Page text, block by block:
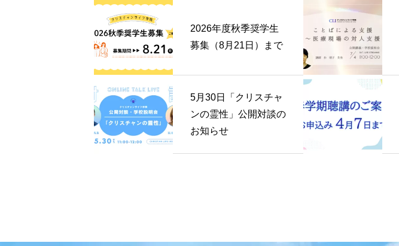
2026年度秋季奨学生
募集（8月21日）まで
5月30日「クリスチャ
ンの霊性」公開対談の
お知らせ